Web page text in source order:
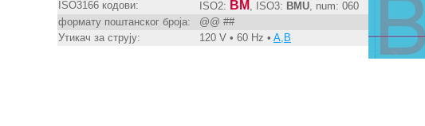
ISO3166 кодови:
ISO2: BM , ISO3: BMU, num: 060
формату поштанског броја:
@@ ##
Утикач за струју:
120 V • 60 Hz • A,B